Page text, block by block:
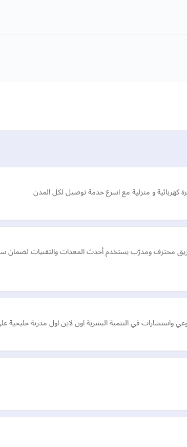
و منزلية مع اسرع خدمة توصيل لكل المدن
محترف ومدرّب يستخدم أحدث المعدات والتقنيات
واستشارات في التنمية البشرية اون لاين اول مدربة